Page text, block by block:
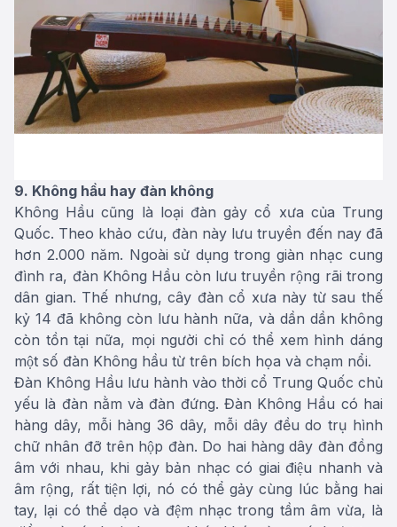
9. Không hầu hay đàn không
Không Hầu cũng là loại đàn gảy cổ xưa của Trung
Quốc. Theo khảo cứu, đàn này lưu truyền đến nay đã
hơn 2.000 năm. Ngoài sử dụng trong giàn nhạc cung
đình ra, đàn Không Hầu còn lưu truyền rộng rãi trong
dân gian. Thế nhưng, cây đàn cổ xưa này từ sau thế
kỷ 14 đã không còn lưu hành nữa, và dần dần không
còn tồn tại nữa, mọi người chỉ có thể xem hình dáng
một số đàn Không hầu từ trên bích họa và chạm nổi.
Đàn Không Hầu lưu hành vào thời cổ Trung Quốc chủ
yếu là đàn nằm và đàn đứng. Đàn Không Hầu có hai
hàng dây, mỗi hàng 36 dây, mỗi dây đều do trụ hình
chữ nhân đỡ trên hộp đàn. Do hai hàng dây đàn đồng
âm với nhau, khi gảy bản nhạc có giai điệu nhanh và
âm rộng, rất tiện lợi, nó có thể gảy cùng lúc bằng hai
tay, lại có thể dạo và đệm nhạc trong tầm âm vừa, là